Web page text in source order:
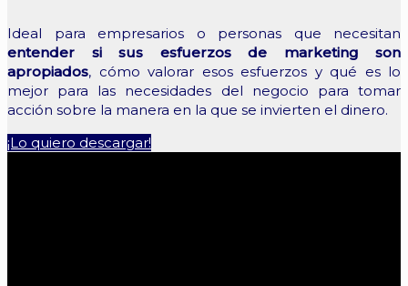
Ideal para empresarios o personas que necesitan
entender si sus esfuerzos de marketing son
apropiados, cómo valorar esos esfuerzos y qué es lo
mejor para las necesidades del negocio para tomar
acción sobre la manera en la que se invierten el dinero.
¡Lo quiero descargar!